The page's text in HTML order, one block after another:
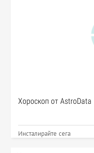
Хороскоп от AstroData
Инсталирайте сега